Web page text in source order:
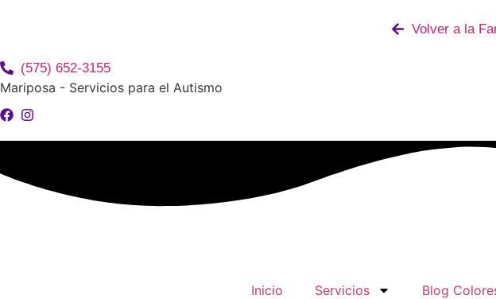
Volver a la
(575) 652-3155
Mariposa - Servicios para el Autismo
Inicio Servicios Blog